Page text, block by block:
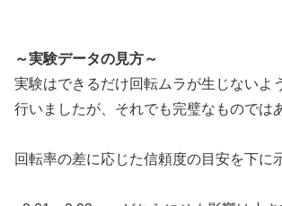
～実験データの見方～
実験はできるだけ回転ムラが生じないよ
行いましたが、それでも完璧なものでは
回転率の差に応じた信頼度の目安を下に